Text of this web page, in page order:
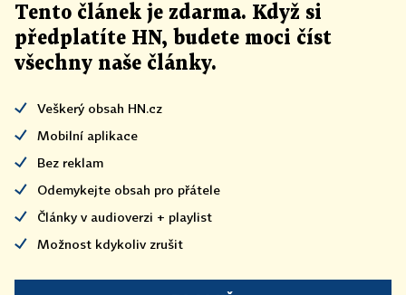
Tento článek je zdarma. Když si
předplatíte HN, budete moci číst
všechny naše články.
Veškerý obsah HN.cz
Mobilní aplikace
Bez reklam
Odemykejte obsah pro přátele
Články v audioverzi + playlist
Možnost kdykoliv zrušit